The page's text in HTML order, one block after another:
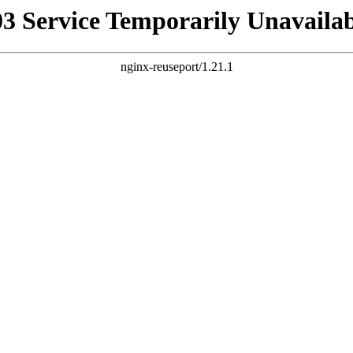
Service Temporarily
nginx-reuseport/1.21.1